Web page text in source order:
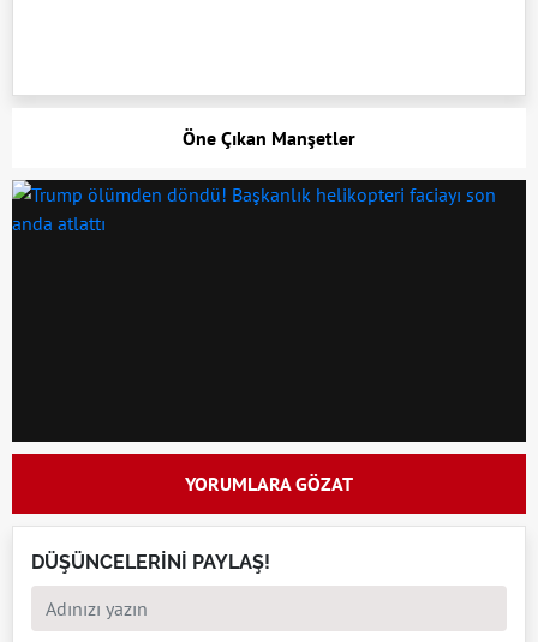
Öne Çıkan Manşetler
YORUMLARA GÖZAT
DÜŞÜNCELERİNİ PAYLAŞ!